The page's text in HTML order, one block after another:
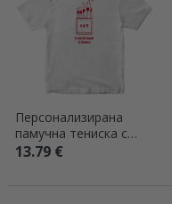
Персонализирана
памучна тениска с
инициали – Heaven
13.79 €